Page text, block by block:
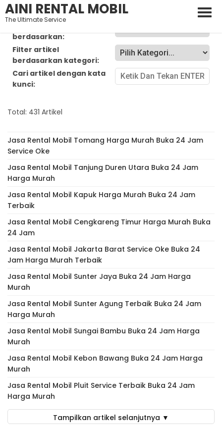
AINI RENTAL MOBIL
The Ultimate Service
berdasarkan:
Filter artikel
berdasarkan kategori:
Cari artikel dengan kata
kunci:
Total: 431 Artikel
Jasa Rental Mobil Tomang Harga Murah Buka 24 Jam
Service Oke
Jasa Rental Mobil Tanjung Duren Utara Buka 24 Jam
Harga Murah
Jasa Rental Mobil Kapuk Harga Murah Buka 24 Jam
Terbaik
Jasa Rental Mobil Cengkareng Timur Harga Murah Buka
24 Jam
Jasa Rental Mobil Jakarta Barat Service Oke Buka 24
Jam Harga Murah Terbaik
Jasa Rental Mobil Sunter Jaya Buka 24 Jam Harga
Murah
Jasa Rental Mobil Sunter Agung Terbaik Buka 24 Jam
Harga Murah
Jasa Rental Mobil Sungai Bambu Buka 24 Jam Harga
Murah
Jasa Rental Mobil Kebon Bawang Buka 24 Jam Harga
Murah
Jasa Rental Mobil Pluit Service Terbaik Buka 24 Jam
Harga Murah
Tampilkan artikel selanjutnya ▼